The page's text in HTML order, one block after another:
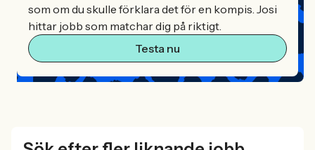
som om du skulle förklara det för en kompis. Josi
hittar jobb som matchar dig på riktigt.
Testa nu